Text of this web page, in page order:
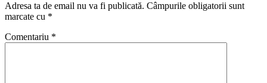
Adresa ta de email nu va fi publicată. Câmpurile obligatorii sunt
marcate cu *
Comentariu *